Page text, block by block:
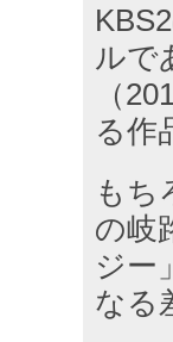
ルで
（
る作
もち
の岐
ジー
なる